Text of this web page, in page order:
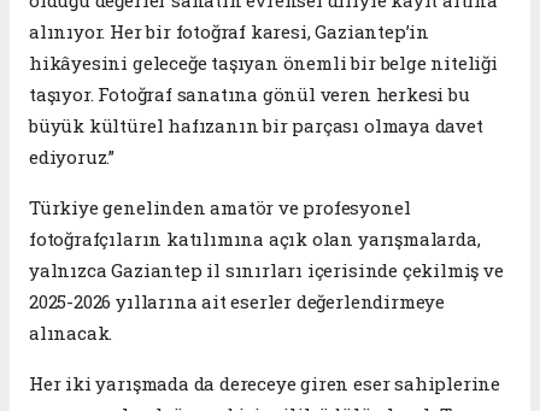
alınıyor. Her bir fotoğraf karesi, Gaziantep’in
hikâyesini geleceğe taşıyan önemli bir belge niteliği
taşıyor. Fotoğraf sanatına gönül veren herkesi bu
büyük kültürel hafızanın bir parçası olmaya davet
ediyoruz.”
Türkiye genelinden amatör ve profesyonel
fotoğrafçıların katılımına açık olan yarışmalarda,
yalnızca Gaziantep il sınırları içerisinde çekilmiş ve
2025-2026 yıllarına ait eserler değerlendirmeye
alınacak.
Her iki yarışmada da dereceye giren eser sahiplerine